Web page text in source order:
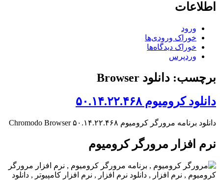
اطلاعات
ورود
خوراک ورودی‌ها
خوراک دیدگاه‌ها
وردپرس
برچسب: دانلود Browser
دانلود کرومیوم ۵۰.۱۴.۲۲.۴۶۸
دانلود برنامه مرورگر کرومیوم Chromodo Browser ۵۰.۱۴.۲۲.۴۶۸
نرم افزار مرورگر کرومیوم